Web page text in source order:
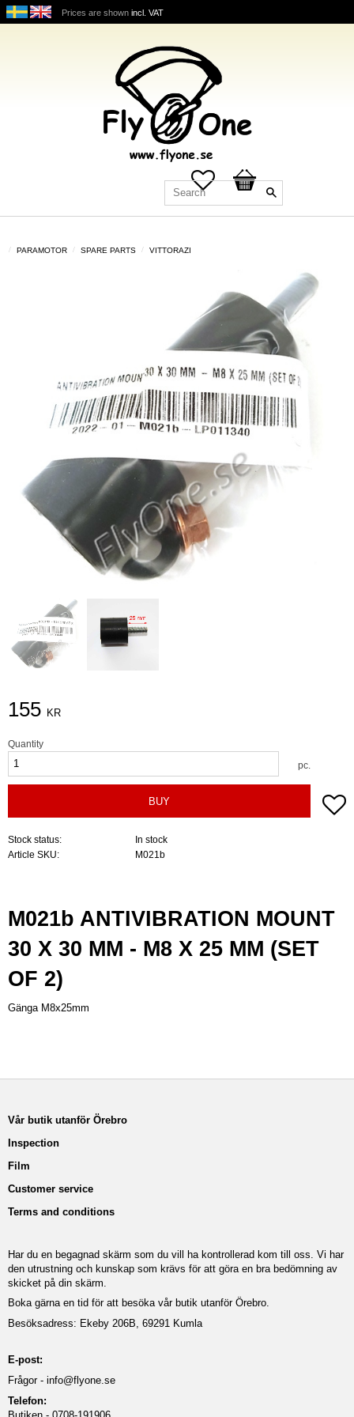
Prices are shown incl. VAT
Favorites
Basket
PARAMOTOR SPARE PARTS VITTORAZI
155 KR
Quantity
pc.
BUY
Stock status
In stock
Article SKU
M021b
M021b ANTIVIBRATION MOUNT
30 X 30 MM - M8 X 25 MM (SET
OF 2)
Gänga M8x25mm
Vår butik utanför Örebro
Inspection
Film
Customer service
Terms and conditions
Har du en begagnad skärm som du vill ha kontrollerad kom till oss. Vi har
den utrustning och kunskap som krävs för att göra en bra bedömning av
skicket på din skärm.
Boka gärna en tid för att besöka vår butik utanför Örebro.
Besöksadress: Ekeby 206B, 69291 Kumla
E-post:
Frågor - info@flyone.se
Telefon: